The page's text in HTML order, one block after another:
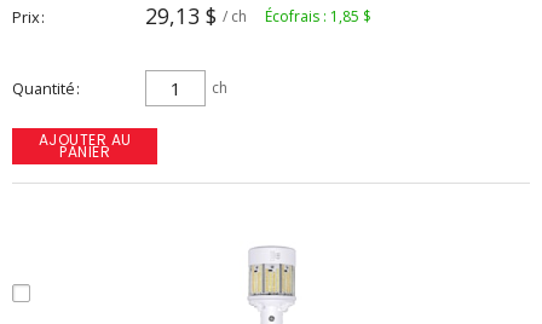
Prix 29,13 $ / ch Écofrais : 1,85 $
Quantité ch
AJOUTER AU
PANIER